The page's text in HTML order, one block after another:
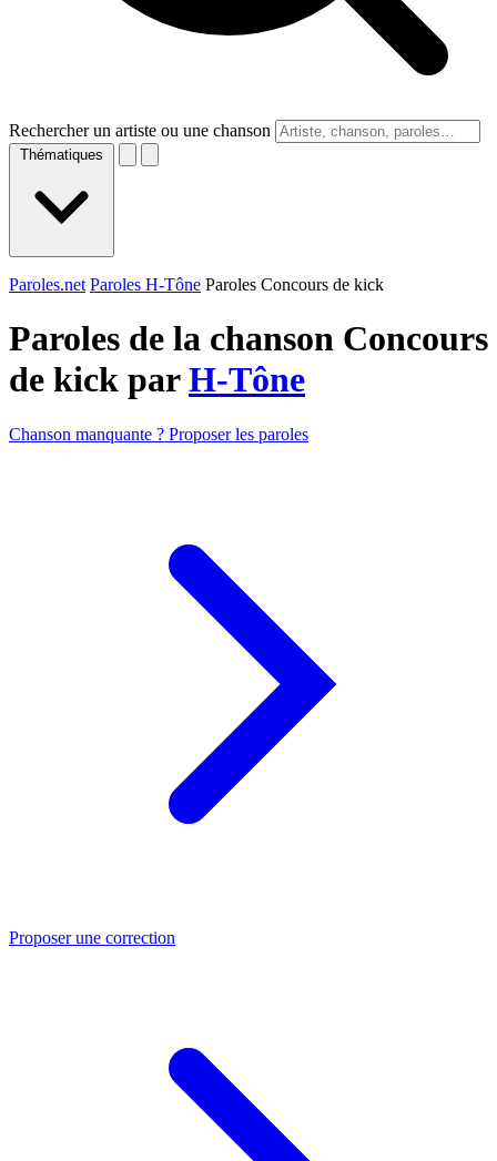
Rechercher un artiste ou une chanson
Thématiques
Paroles.net Paroles H-Tône Paroles Concours de kick
Paroles de la chanson Concours
de kick parH-Tône
Chanson manquante ? Proposer les paroles
Proposer une correction